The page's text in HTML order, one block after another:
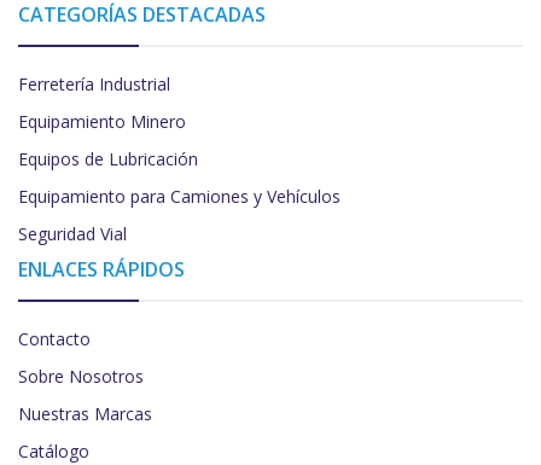
CATEGORÍAS DESTACADAS
Ferretería Industrial
Equipamiento Minero
Equipos de Lubricación
Equipamiento para Camiones y Vehículos
Seguridad Vial
ENLACES RÁPIDOS
Contacto
Sobre Nosotros
Nuestras Marcas
Catálogo